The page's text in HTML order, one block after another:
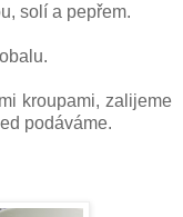
solí a pepřem.
kroupami, zalijeme
podáváme.